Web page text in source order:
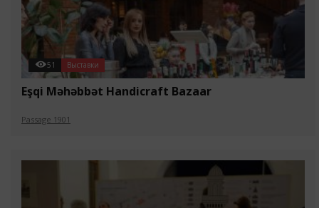
51 Выставки
Eşqi Məhəbbət Handicraft Bazaar
Passage 1901